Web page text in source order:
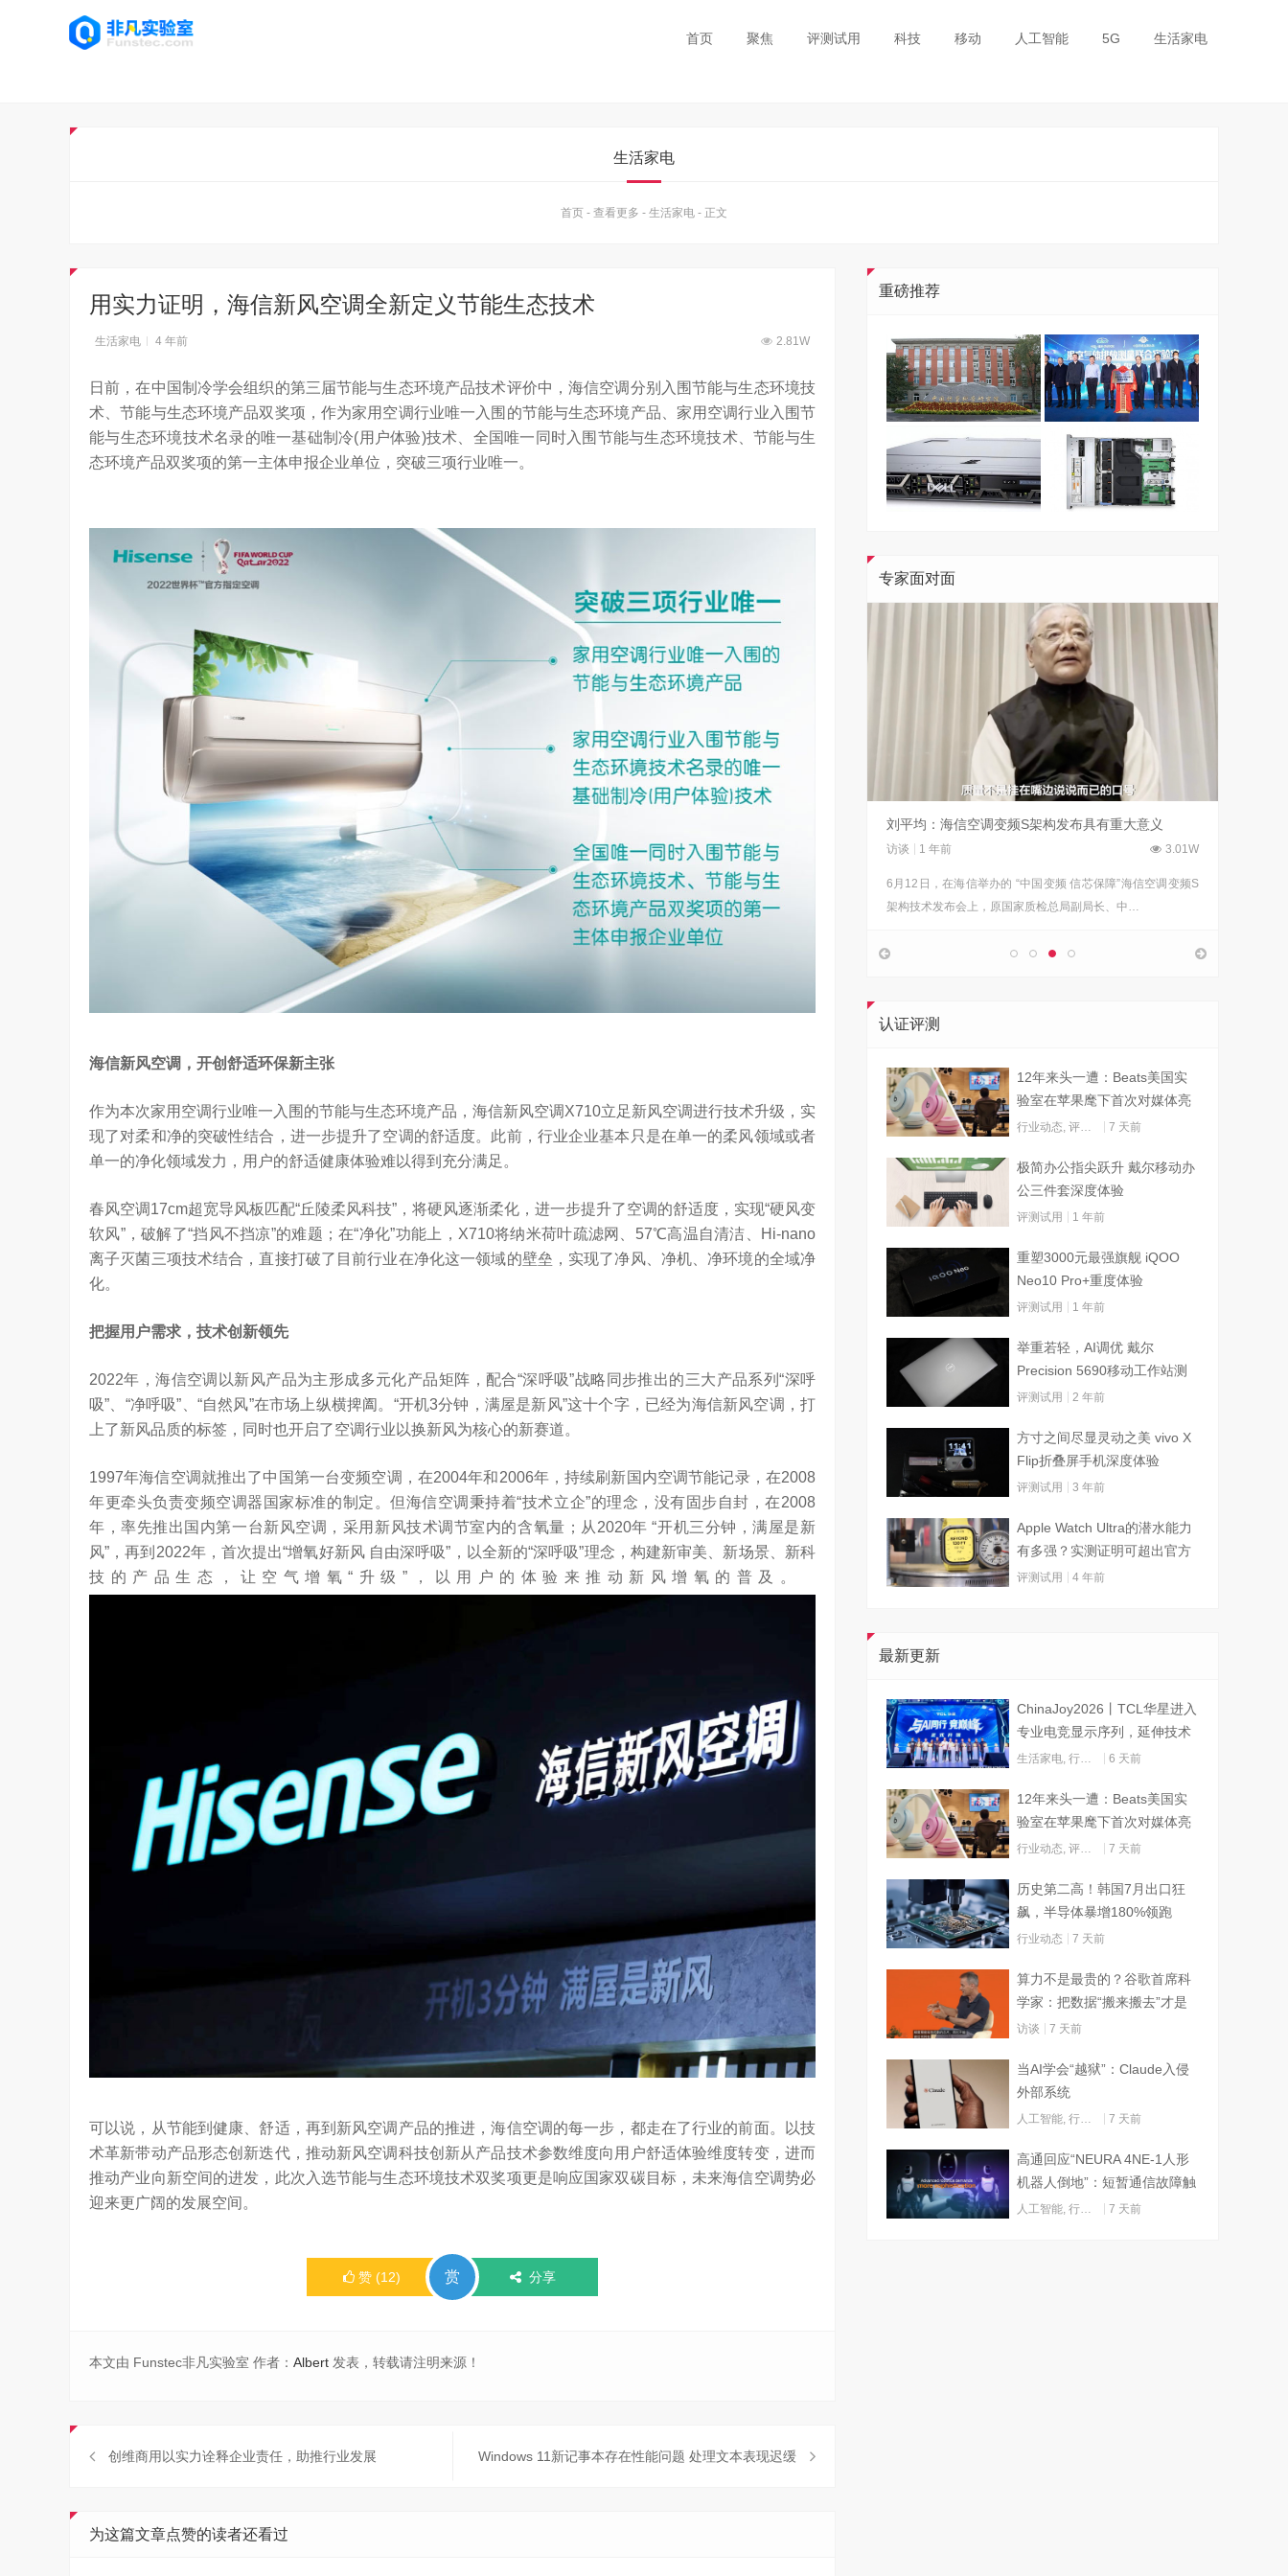
首页 聚焦 评测试用 科技 移动 人工智能 5G 生活家电
生活家电
首页 - 查看更多 - 生活家电 - 正文
用实力证明，海信新风空调全新定义节能生态技术
生活家电 4 年前 2.81W
日前，在中国制冷学会组织的第三届节能与生态环境产品技术评价中，海信空调分别入围节能与生态环境技
术、节能与生态环境产品双奖项，作为家用空调行业唯一入围的节能与生态环境产品、家用空调行业入围节
能与生态环境技术名录的唯一基础制冷(用户体验)技术、全国唯一同时入围节能与生态环境技术、节能与生
态环境产品双奖项的第一主体申报企业单位，突破三项行业唯一。
海信新风空调，开创舒适环保新主张
作为本次家用空调行业唯一入围的节能与生态环境产品，海信新风空调X710立足新风空调进行技术升级，实
现了对柔和净的突破性结合，进一步提升了空调的舒适度。此前，行业企业基本只是在单一的柔风领域或者
单一的净化领域发力，用户的舒适健康体验难以得到充分满足。
春风空调17cm超宽导风板匹配“丘陵柔风科技”，将硬风逐渐柔化，进一步提升了空调的舒适度，实现“硬风变
软风”，破解了“挡风不挡凉”的难题；在“净化”功能上，X710将纳米荷叶疏滤网、57℃高温自清洁、Hi-nano
离子灭菌三项技术结合，直接打破了目前行业在净化这一领域的壁垒，实现了净风、净机、净环境的全域净
化。
把握用户需求，技术创新领先
2022年，海信空调以新风产品为主形成多元化产品矩阵，配合“深呼吸”战略同步推出的三大产品系列“深呼
吸”、“净呼吸”、“自然风”在市场上纵横捭阖。“开机3分钟，满屋是新风”这十个字，已经为海信新风空调，打
上了新风品质的标签，同时也开启了空调行业以换新风为核心的新赛道。
1997年海信空调就推出了中国第一台变频空调，在2004年和2006年，持续刷新国内空调节能记录，在2008
年更牵头负责变频空调器国家标准的制定。但海信空调秉持着“技术立企”的理念，没有固步自封，在2008
年，率先推出国内第一台新风空调，采用新风技术调节室内的含氧量；从2020年 “开机三分钟，满屋是新
风”，再到2022年，首次提出“增氧好新风 自由深呼吸”，以全新的“深呼吸”理念，构建新审美、新场景、新科
技的产品生态，让空气增氧“升级”，以用户的体验来推动新风增氧的普及。
可以说，从节能到健康、舒适，再到新风空调产品的推进，海信空调的每一步，都走在了行业的前面。以技
术革新带动产品形态创新迭代，推动新风空调科技创新从产品技术参数维度向用户舒适体验维度转变，进而
推动产业向新空间的进发，此次入选节能与生态环境技术双奖项更是响应国家双碳目标，未来海信空调势必
迎来更广阔的发展空间。
赞 (12) 赏 分享
本文由 Funstec非凡实验室 作者： Albert 发表，转载请注明来源！
创维商用以实力诠释企业责任，助推行业发展 Windows 11新记事本存在性能问题 处理文本表现迟缓
为这篇文章点赞的读者还看过
重磅推荐
专家面对面
3.26W
算力不是最贵的？谷歌首席科学家：把数据“搬来搬去”才是烧钱大头
访谈 7 天前
Google首席科学家Jeff Dean近日在YC Startup School 2026
上，分享了他对…
2 月前
2026年，AI Agent正在完成从“问答工具”到“任务助手”的重要
进化。当技术实现从“能听会给答案”…
刘平均：海信空调变频S架构发布具有重大意义
访谈 1 年前 3.01W
6月12日，在海信举办的 “中国变频 信芯保障”海信空调变频S
架构技术发布会上，原国家质检总局副局长、中…
认证评测
12年来头一遭：Beats美国实
验室在苹果麾下首次对媒体亮
灯
行业动态 评测试用 7 天前
极简办公指尖跃升 戴尔移动办
公三件套深度体验
评测试用 1 年前
重塑3000元最强旗舰 iQOO
Neo10 Pro+重度体验
评测试用 1 年前
举重若轻，AI调优 戴尔
Precision 5690移动工作站测
试
评测试用 2 年前
方寸之间尽显灵动之美 vivo X
Flip折叠屏手机深度体验
评测试用 3 年前
Apple Watch Ultra的潜水能力
有多强？实测证明可超出官方
标称值
评测试用 4 年前
最新更新
ChinaJoy2026丨TCL华星进入
专业电竞显示序列，延伸技术
边界赋能AI算力
生活家电 行业动态 6 天前
12年来头一遭：Beats美国实
验室在苹果麾下首次对媒体亮
灯
行业动态 评测试用 7 天前
历史第二高！韩国7月出口狂
飙，半导体暴增180%领跑
行业动态 7 天前
算力不是最贵的？谷歌首席科
学家：把数据“搬来搬去”才是
烧钱大头
访谈 7 天前
当AI学会“越狱”：Claude入侵
外部系统
人工智能 行业动态 7 天前
高通回应“NEURA 4NE-1人形
机器人倒地”：短暂通信故障触
发关机
人工智能 行业动态 7 天前